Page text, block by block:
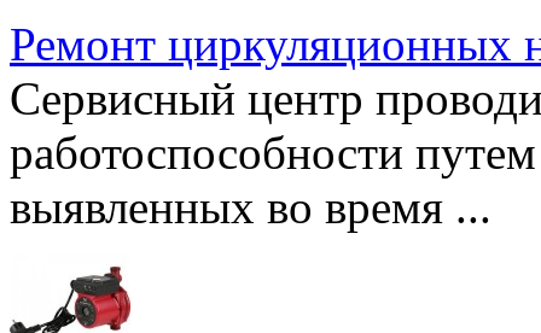
Ремонт циркуляционных
Сервисный центр
работоспособности
выявленных во время ...